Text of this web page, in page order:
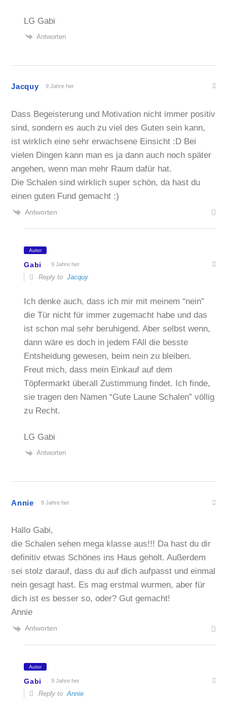
LG Gabi
Antworten
Jacquy 9 Jahre her
Dass Begeisterung und Motivation nicht immer positiv
sind, sondern es auch zu viel des Guten sein kann,
ist wirklich eine sehr erwachsene Einsicht :D Bei
vielen Dingen kann man es ja dann auch noch später
angehen, wenn man mehr Raum dafür hat.
Die Schalen sind wirklich super schön, da hast du
einen guten Fund gemacht :)
Antworten
Autor
Gabi 9 Jahre her
Reply toJacquy
Ich denke auch, dass ich mir mit meinem “nein”
die Tür nicht für immer zugemacht habe und das
ist schon mal sehr beruhigend. Aber selbst wenn,
dann wäre es doch in jedem FAll die besste
Entsheidung gewesen, beim nein zu bleiben.
Freut mich, dass mein Einkauf auf dem
Töpfermarkt überall Zustimmung findet. Ich finde,
sie tragen den Namen “Gute Laune Schalen” völlig
zu Recht.
LG Gabi
Antworten
Annie 9 Jahre her
Hallo Gabi,
die Schalen sehen mega klasse aus!!! Da hast du dir
definitiv etwas Schönes ins Haus geholt. Außerdem
sei stolz darauf, dass du auf dich aufpasst und einmal
nein gesagt hast. Es mag erstmal wurmen, aber für
dich ist es besser so, oder? Gut gemacht!
Annie
Antworten
Autor
Gabi 9 Jahre her
Reply toAnnie